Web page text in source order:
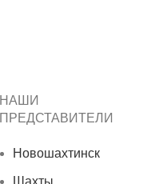
НАШИ
ПРЕДСТАВИТЕЛИ
Новошахтинск
Шахты